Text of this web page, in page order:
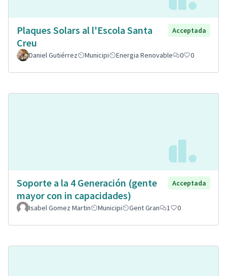
Plaques Solars al l'Escola Santa
Creu
Acceptada
Daniel Gutiérrez Municipi Energia Renovable 0 0
Soporte a la 4 Generación (gente
mayor con in capacidades)
Acceptada
Isabel Gomez Martin Municipi Gent Gran 1 0